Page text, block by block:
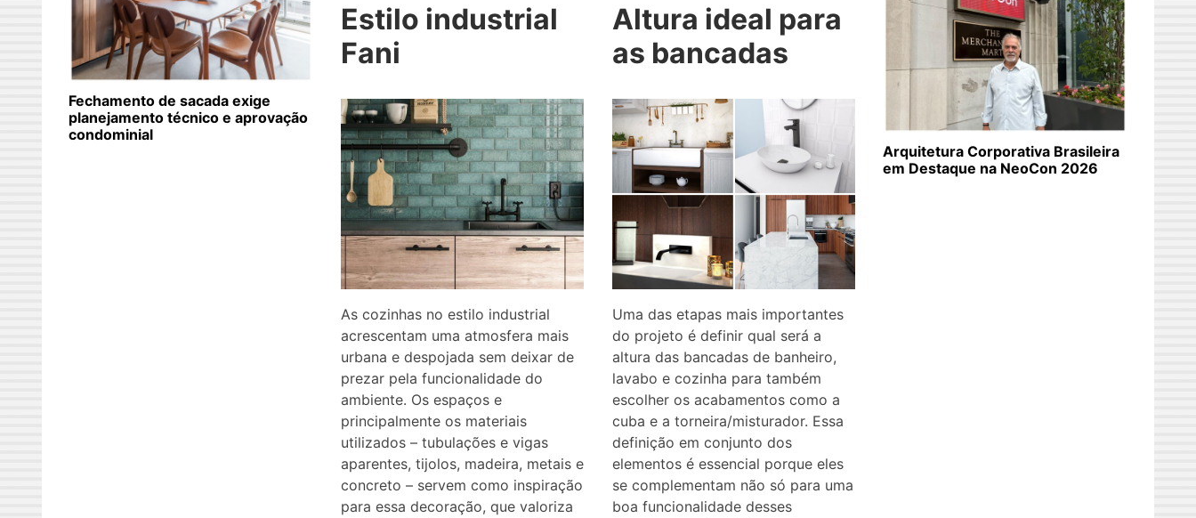
Estilo industrial
Fani
As cozinhas no estilo industrial
acrescentam uma atmosfera mais
urbana e despojada sem deixar de
prezar pela funcionalidade do
ambiente. Os espaços e
principalmente os materiais
utilizados – tubulações e vigas
aparentes, tijolos, madeira, metais e
concreto – servem como inspiração
para essa decoração, que valoriza
Altura ideal para
as bancadas
Uma das etapas mais importantes
do projeto é definir qual será a
altura das bancadas de banheiro,
lavabo e cozinha para também
escolher os acabamentos como a
cuba e a torneira/misturador. Essa
definição em conjunto dos
elementos é essencial porque eles
se complementam não só para uma
boa funcionalidade desses
Fechamento de sacada exige
planejamento técnico e aprovação
condominial
Arquitetura Corporativa Brasileira
em Destaque na NeoCon 2026